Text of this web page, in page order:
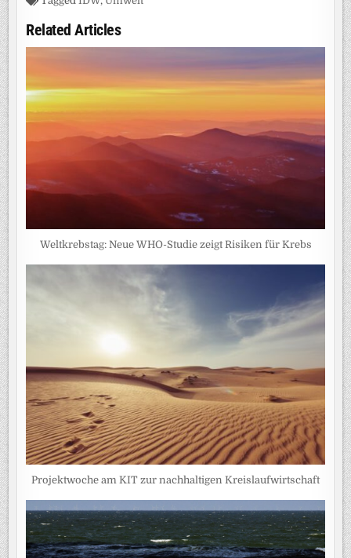
Related Articles
Weltkrebstag: Neue WHO-Studie zeigt Risiken für Krebs
Projektwoche am KIT zur nachhaltigen Kreislaufwirtschaft